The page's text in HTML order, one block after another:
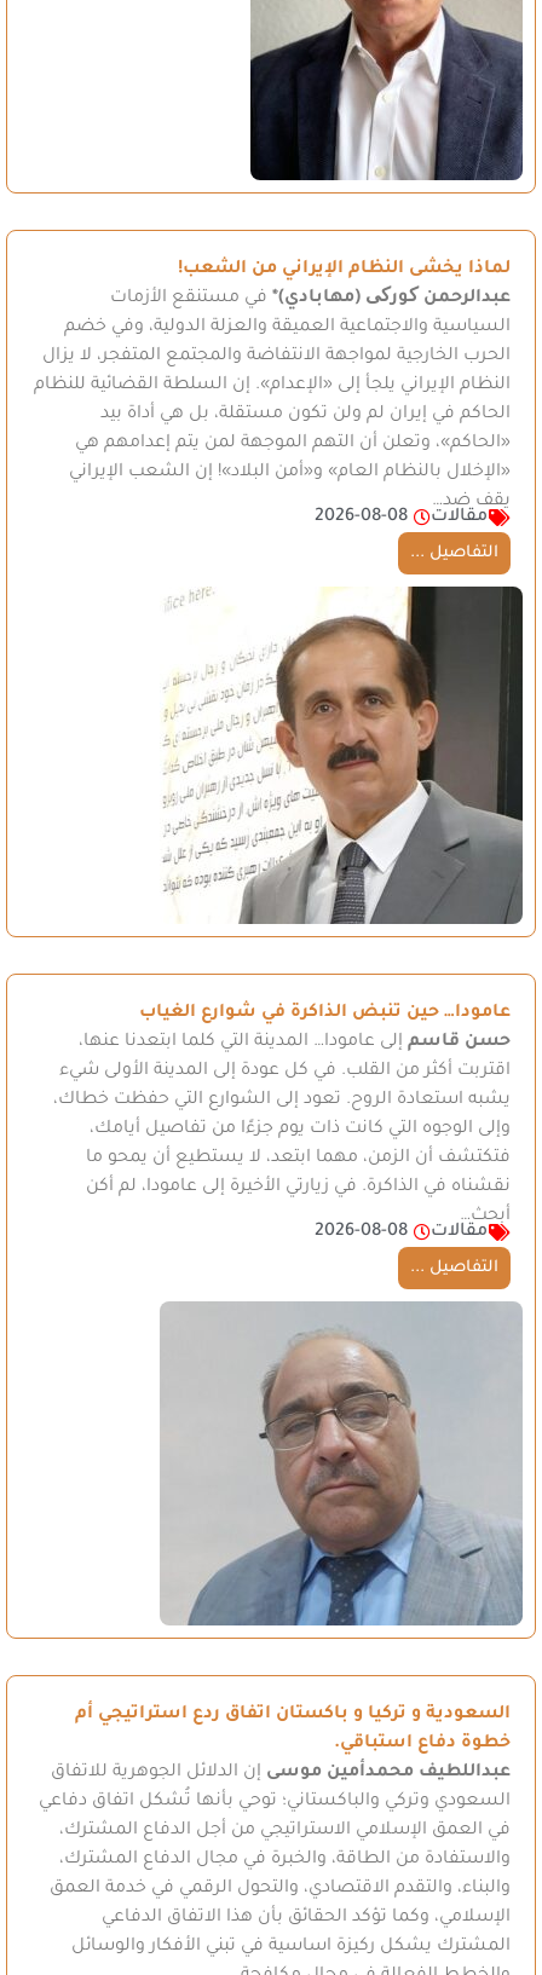
لماذا يخشى النظام الإيراني من الشعب!
عبدالرحمن کورکی (مهابادي)* في مستنقع الأزمات
السياسية والاجتماعية العميقة والعزلة الدولية، وفي خضم
الحرب الخارجية لمواجهة الانتفاضة والمجتمع المتفجر، لا يزال
النظام الإيراني يلجأ إلى «الإعدام». إن السلطة القضائية للنظام
الحاكم في إيران لم ولن تكون مستقلة، بل هي أداة بيد
«الحاكم»، وتعلن أن التهم الموجهة لمن يتم إعدامهم هي
«الإخلال بالنظام العام» و«أمن البلاد»! إن الشعب الإيراني
يقف ضد…
مقالات
2026-08-08
التفاصيل ...
عامودا… حين تنبض الذاكرة في شوارع الغياب
حسن قاسم إلى عامودا… المدينة التي كلما ابتعدنا عنها،
اقتربت أكثر من القلب. في كل عودة إلى المدينة الأولى شيء
يشبه استعادة الروح. تعود إلى الشوارع التي حفظت خطاك،
وإلى الوجوه التي كانت ذات يوم جزءًا من تفاصيل أيامك،
فتكتشف أن الزمن، مهما ابتعد، لا يستطيع أن يمحو ما
نقشناه في الذاكرة. في زيارتي الأخيرة إلى عامودا، لم أكن
أبحث…
مقالات
2026-08-08
التفاصيل ...
السعودية و تركيا و باكستان اتفاق ردع استراتيجي أم
خطوة دفاع استباقي.
عبداللطيف محمدأمين موسى إن الدلائل الجوهرية للاتفاق
السعودي وتركي والباكستاني؛ توحي بأنها تُشكل اتفاق دفاعي
في العمق الإسلامي الاستراتيجي من أجل الدفاع المشترك،
والاستفادة من الطاقة، والخبرة في مجال الدفاع المشترك،
والبناء، والتقدم الاقتصادي، والتحول الرقمي في خدمة العمق
الإسلامي، وكما تؤكد الحقائق بأن هذا الاتفاق الدفاعي
المشترك يشكل ركيزة اساسية في تبني الأفكار والوسائل